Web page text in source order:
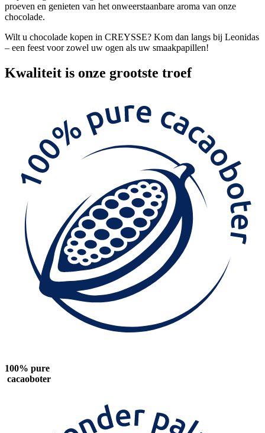
proeven en genieten van het onweerstaanbare aroma van onze
chocolade.
Wilt u chocolade kopen in CREYSSE? Kom dan langs bij Leonidas
– een feest voor zowel uw ogen als uw smaakpapillen!
Kwaliteit is onze grootste troef
100% pure
cacaoboter